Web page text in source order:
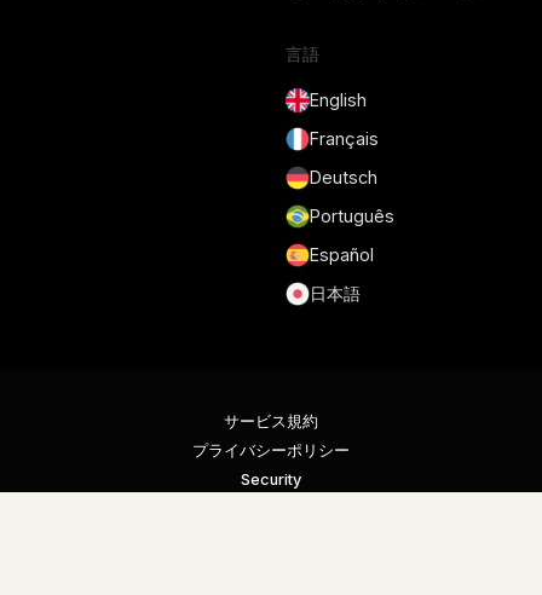
言語
English
Français
Deutsch
Português
Español
日本語
サービス規約
プライバシーポリシー
Security